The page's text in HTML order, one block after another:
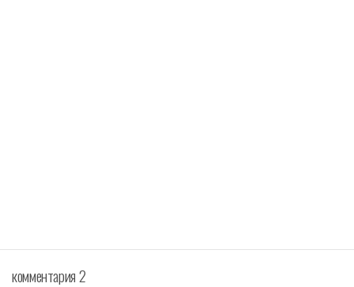
комментария 2